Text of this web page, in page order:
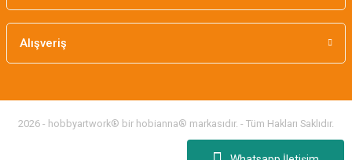
Alışveriş
2026 - hobbyartwork® bir hobianna® markasıdır. - Tüm Hakları Saklıdır.